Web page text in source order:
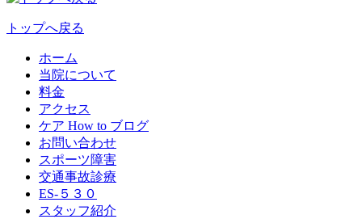
トップへ戻る
ホーム
当院について
料金
アクセス
ケア How to ブログ
お問い合わせ
スポーツ障害
交通事故診療
ES-５３０
スタッフ紹介